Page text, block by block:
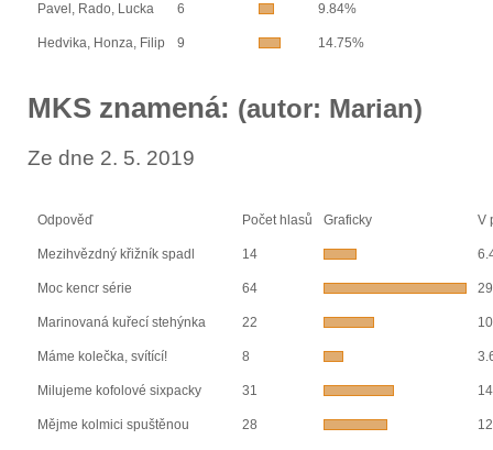
Pavel, Rado, Lucka 6 9.84%
Hedvika, Honza, Filip 9 14.75%
MKS znamená: (autor: Marian)
Ze dne 2. 5. 2019
Odpověď Počet hlasů Graficky V
Mezihvězdný křižník spadl 14
Moc kencr série 64
Marinovaná kuřecí stehýnka 22
Máme kolečka, svítící! 8
Milujeme kofolové sixpacky 31
Mějme kolmici spuštěnou 28